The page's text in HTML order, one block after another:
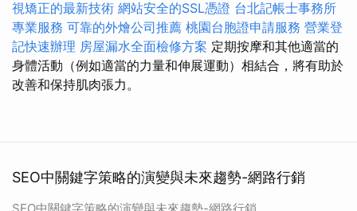
視矯正的最新技術 網站安全的SSL憑證 台北記帳士事務所
專業服務 可靠的外燴公司推薦 桃園台胞證申請服務 營業登
記快速辦理 房屋漏水全面檢修方案 定期按摩和其他適當的
身體活動（例如適當的力量和伸展運動）相結合，將有助於
改善和保持肌肉張力。
SEO中關鍵字策略的演變與未來趨勢-網路行銷